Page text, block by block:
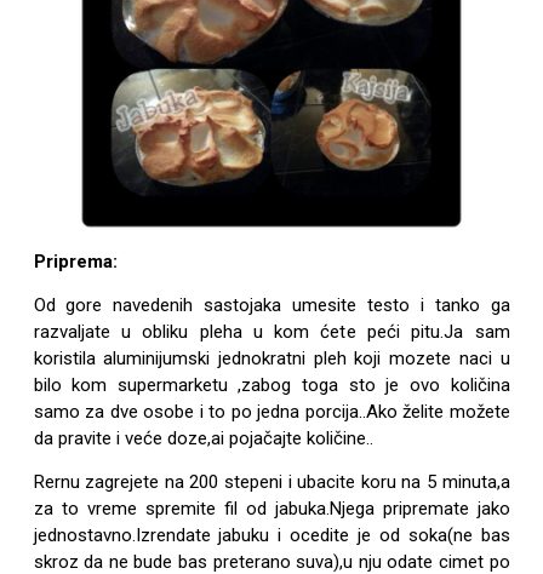
Priprema:
Od gore navedenih sastojaka umesite testo i tanko ga
razvaljate u obliku pleha u kom ćete peći pitu.Ja sam
koristila aluminijumski jednokratni pleh koji mozete naci u
bilo kom supermarketu ,zabog toga sto je ovo količina
samo za dve osobe i to po jedna porcija..Ako želite možete
da pravite i veće doze,ai pojačajte količine..
Rernu zagrejete na 200 stepeni i ubacite koru na 5 minuta,a
za to vreme spremite fil od jabuka.Njega pripremate jako
jednostavno.Izrendate jabuku i ocedite je od soka(ne bas
skroz da ne bude bas preterano suva),u nju odate cimet po